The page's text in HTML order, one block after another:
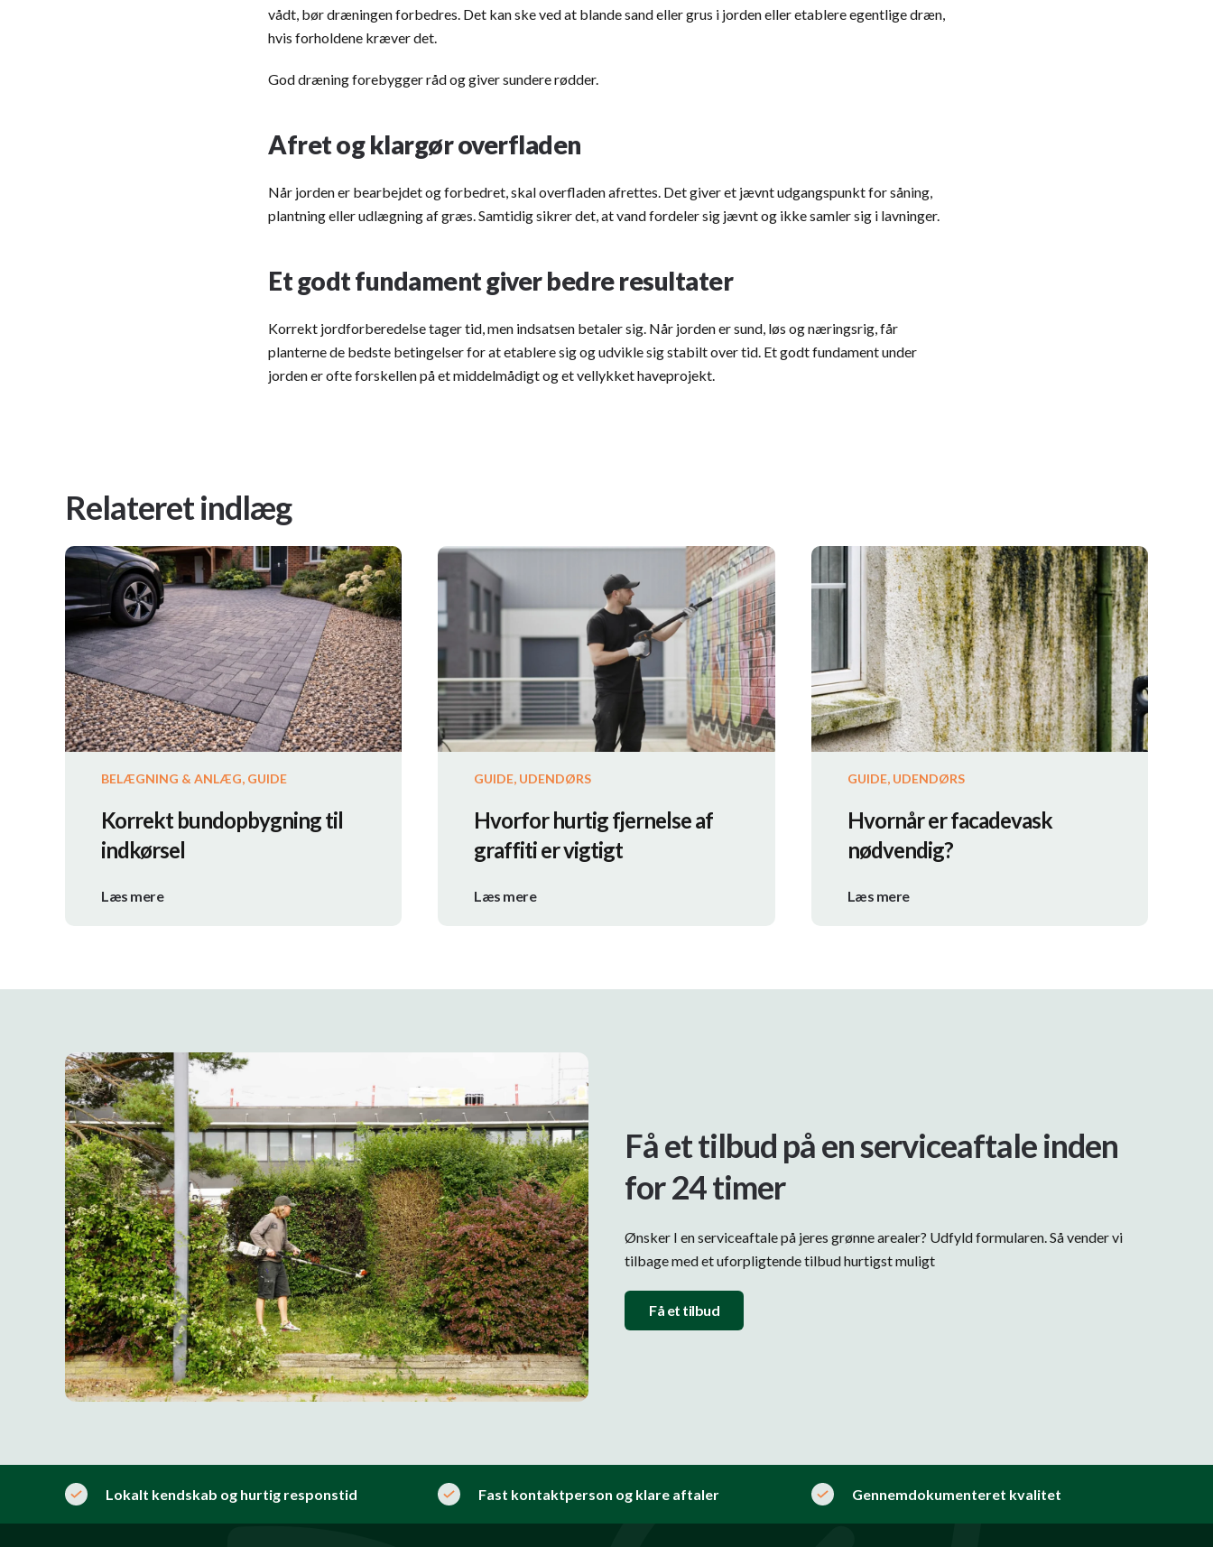
vådt, bør dræningen forbedres. Det kan ske ved at blande sand eller grus i jorden eller etablere egentlige dræn,
hvis forholdene kræver det.
God dræning forebygger råd og giver sundere rødder.
Afret og klargør overfladen
Når jorden er bearbejdet og forbedret, skal overfladen afrettes. Det giver et jævnt udgangspunkt for såning,
plantning eller udlægning af græs. Samtidig sikrer det, at vand fordeler sig jævnt og ikke samler sig i lavninger.
Et godt fundament giver bedre resultater
Korrekt jordforberedelse tager tid, men indsatsen betaler sig. Når jorden er sund, løs og næringsrig, får
planterne de bedste betingelser for at etablere sig og udvikle sig stabilt over tid. Et godt fundament under
jorden er ofte forskellen på et middelmådigt og et vellykket haveprojekt.
Relateret indlæg
BELÆGNING & ANLÆG, GUIDE
Korrekt bundopbygning til
indkørsel
Læs mere
GUIDE, UDENDØRS
Hvorfor hurtig fjernelse af
graffiti er vigtigt
Læs mere
GUIDE, UDENDØRS
Hvornår er facadevask
nødvendig?
Læs mere
Få et tilbud på en serviceaftale inden
for 24 timer
Ønsker I en serviceaftale på jeres grønne arealer? Udfyld formularen. Så vender vi
tilbage med et uforpligtende tilbud hurtigst muligt
Få et tilbud
Lokalt kendskab og hurtig responstid Fast kontaktperson og klare aftaler Gennemdokumenteret kvalitet